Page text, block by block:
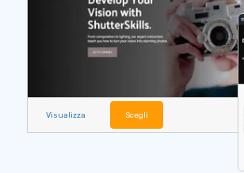
Visualizza Scegli